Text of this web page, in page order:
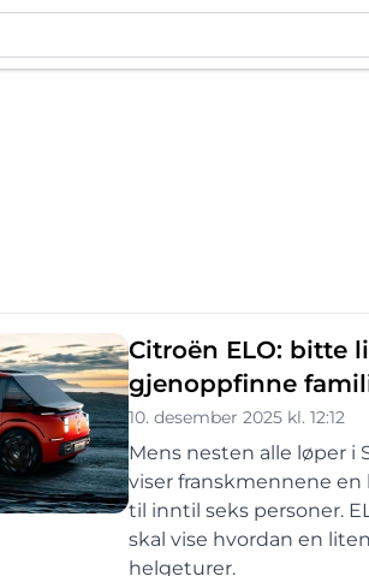
Citroën ELO: bitte
gjenoppfinne
10. desember 2025 kl. 12:12
Mens nesten alle løper i
viser franskmennene
til inntil seks personer.
skal vise hvordan en
helgeturer.